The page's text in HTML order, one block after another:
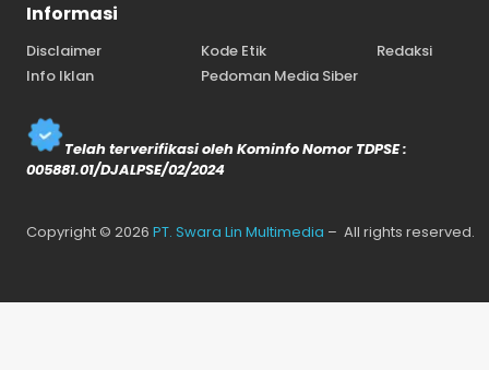
Informasi
Disclaimer Kode Etik
Redaksi
Info Iklan
Pedoman Media Siber
Telah terverifikasi oleh Kominfo Nomor TDPSE :
005881.01/DJALPSE/02/2024
Copyright © 2026 PT. Swara Lin Multimedia – All rights reserved.